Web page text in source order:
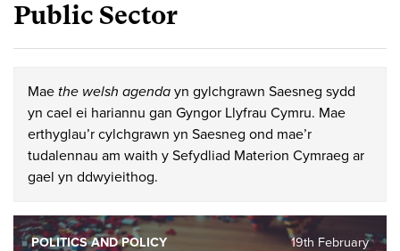
Public Sector
Mae the welsh agenda yn gylchgrawn Saesneg sydd
yn cael ei hariannu gan Gyngor Llyfrau Cymru. Mae
erthyglau’r cylchgrawn yn Saesneg ond mae’r
tudalennau am waith y Sefydliad Materion Cymraeg ar
gael yn ddwyieithog.
19th February
POLITICS AND POLICY